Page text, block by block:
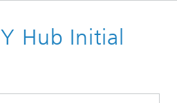
Hub Initial